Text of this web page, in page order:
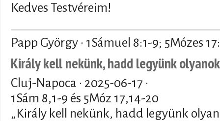
Kedves Testvéreim!
Papp György · 1Sámuel 8:1-9; 5Mózes
Király kell nekünk, hadd legyünk
Cluj-Napoca · 2025-06-17 ·
1Sám 8,1-9 és 5Móz 17,14-20
„Király kell nekünk, hadd legyünk